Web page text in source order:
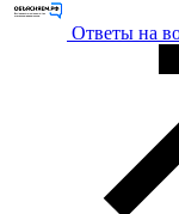
Ответы на